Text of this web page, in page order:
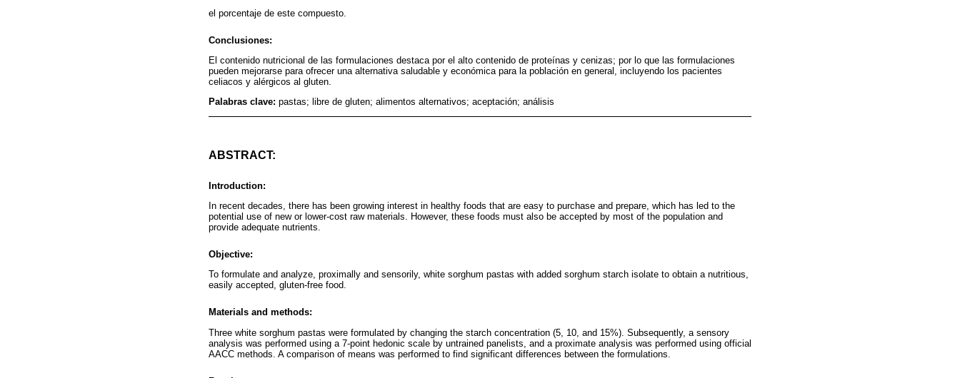
el porcentaje de este compuesto.
Conclusiones:
El contenido nutricional de las formulaciones destaca por el alto contenido de proteínas y cenizas; por lo que las formulaciones
pueden mejorarse para ofrecer una alternativa saludable y económica para la población en general, incluyendo los pacientes
celiacos y alérgicos al gluten.
Palabras clave: pastas; libre de gluten; alimentos alternativos; aceptación; análisis
ABSTRACT:
Introduction:
In recent decades, there has been growing interest in healthy foods that are easy to purchase and prepare, which has led to the
potential use of new or lower-cost raw materials. However, these foods must also be accepted by most of the population and
provide adequate nutrients.
Objective:
To formulate and analyze, proximally and sensorily, white sorghum pastas with added sorghum starch isolate to obtain a nutritious,
easily accepted, gluten-free food.
Materials and methods:
Three white sorghum pastas were formulated by changing the starch concentration (5, 10, and 15%). Subsequently, a sensory
analysis was performed using a 7-point hedonic scale by untrained panelists, and a proximate analysis was performed using official
AACC methods. A comparison of means was performed to find significant differences between the formulations.